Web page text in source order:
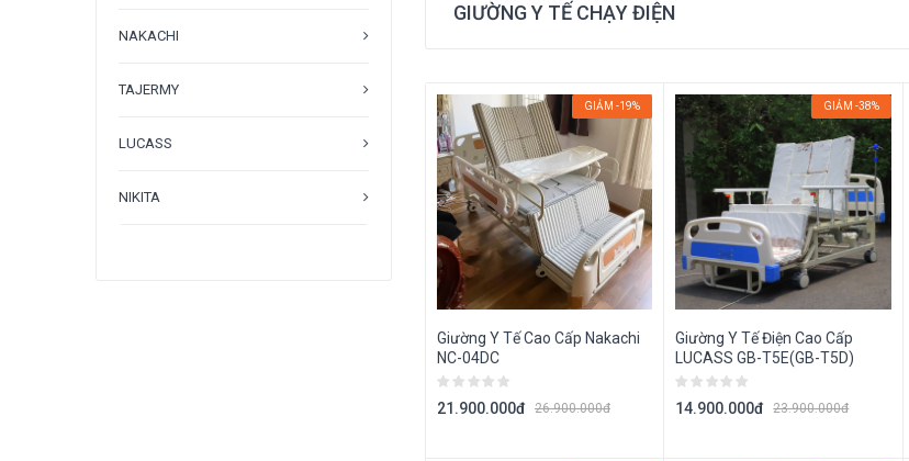
NAKACHI
TAJERMY
LUCASS
NIKITA
GIƯỜNG Y TẾ CHẠY ĐIỆN
GIẢM -19%
Giường Y Tế Cao Cấp Nakachi
NC-04DC
21.900.000đ 26.900.000đ
GIẢM -38%
Giường Y Tế Điện Cao Cấp
LUCASS GB-T5E(GB-T5D)
14.900.000đ 23.900.000đ